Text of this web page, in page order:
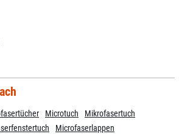
Microtuch
Mikrofasertuch
Microfaserlappen